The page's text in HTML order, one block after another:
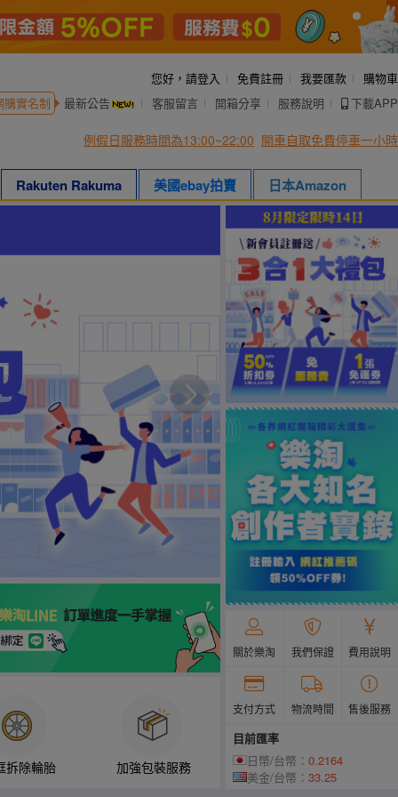
您好， 請登入 免費註冊 我要匯款
購物車
實名制
最新公告 客服留言 開箱分享 服務說明 下載APP
例假日服務時間為13:00~22:00 開車自取免費停車一小時
Rakuten Rakuma 美國ebay拍賣 日本Amazon
拆除輪胎 加強包裝服務
關於樂淘 我們保證 費用說明
支付方式 物流時間 售後服務
目前匯率
日幣/台幣： 0.2164
美金/台幣： 33.25